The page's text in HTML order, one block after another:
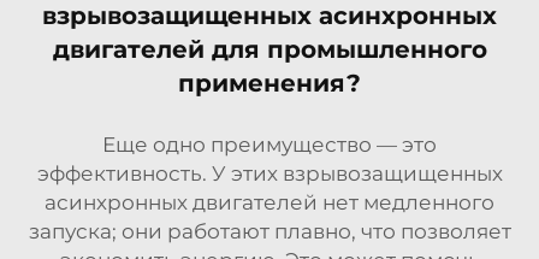
взрывозащищенных асинхронных
двигателей для промышленного
применения?
Еще одно преимущество — это
эффективность. У этих взрывозащищенных
асинхронных двигателей нет медленного
запуска; они работают плавно, что позволяет